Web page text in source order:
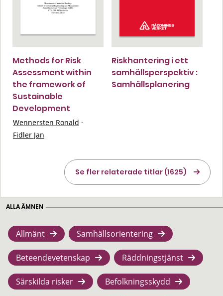
Methods for Risk
Assessment within
the framework of
Sustainable
Development
Wennersten Ronald ·
Fidler Jan
Riskhantering i ett
samhällsperspektiv :
Samhällsplanering
Se fler relaterade titlar (1625)
ALLA ÄMNEN
Allmänt Samhällsorientering
Beteendevetenskap Räddningstjänst
Särskilda risker Befolkningsskydd